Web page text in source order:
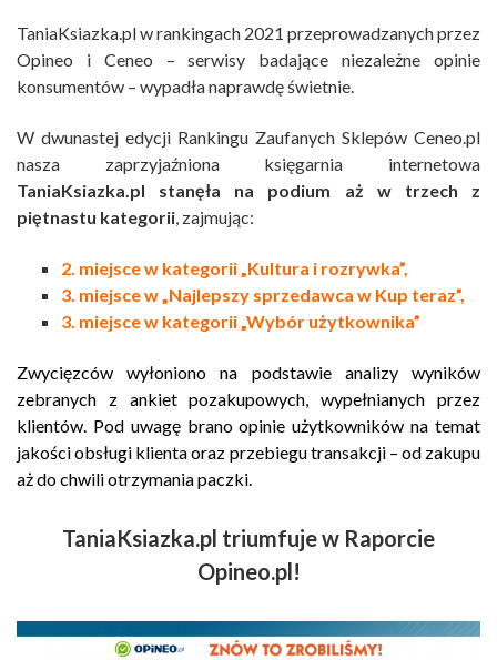
TaniaKsiazka.pl w rankingach 2021 przeprowadzanych przez
Opineo i Ceneo – serwisy badające niezależne opinie
konsumentów – wypadła naprawdę świetnie.
W dwunastej edycji Rankingu Zaufanych Sklepów Ceneo.pl
nasza zaprzyjaźniona księgarnia internetowa
TaniaKsiazka.pl stanęła na podium aż w trzech z
piętnastu kategorii, zajmując:
2. miejsce w kategorii „Kultura i rozrywka”,
3. miejsce w „Najlepszy sprzedawca w Kup teraz”,
3. miejsce w kategorii „Wybór użytkownika”
Zwycięzców wyłoniono na podstawie analizy wyników
zebranych z ankiet pozakupowych, wypełnianych przez
klientów. Pod uwagę brano opinie użytkowników na temat
jakości obsługi klienta oraz przebiegu transakcji – od zakupu
aż do chwili otrzymania paczki.
TaniaKsiazka.pl triumfuje w Raporcie
Opineo.pl!